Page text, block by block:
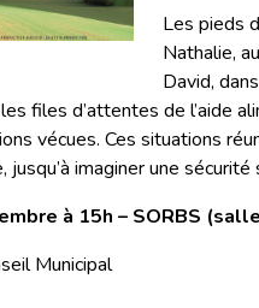
Les pieds
Nathalie,
David,
files d’attentes de l’aide
vécues. Ces situations
jusqu’à imaginer une
à 15h – SORBS
Municipal